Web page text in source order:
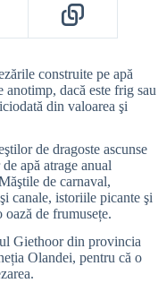
construite pe apă
dacă este frig sau
din valoarea şi
de dragoste ascunse
apă atrage anual
de carnaval,
canale, istoriile picante şi
de frumusețe.
Giethoor din provincia
Olandei, pentru că o